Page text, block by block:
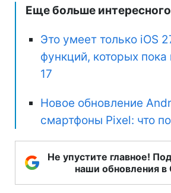
Еще больше интересного
Это умеет только iOS
функций, которых
17
Новое обновление
смартфоны Pixel: что
Не упустите главное!
наши обновления в